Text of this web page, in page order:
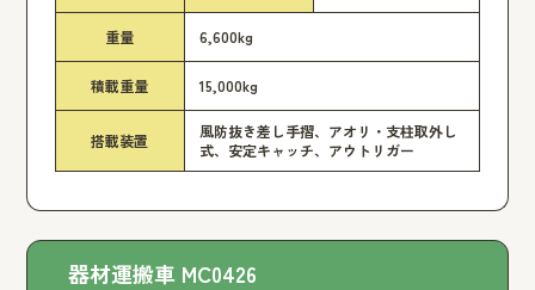
重量 6,600kg
積載重量 15,000kg
搭載装置
風防抜き差し手摺、アオリ・支柱取外し
式、安定キャッチ、アウトリガー
器材運搬車 MC0426